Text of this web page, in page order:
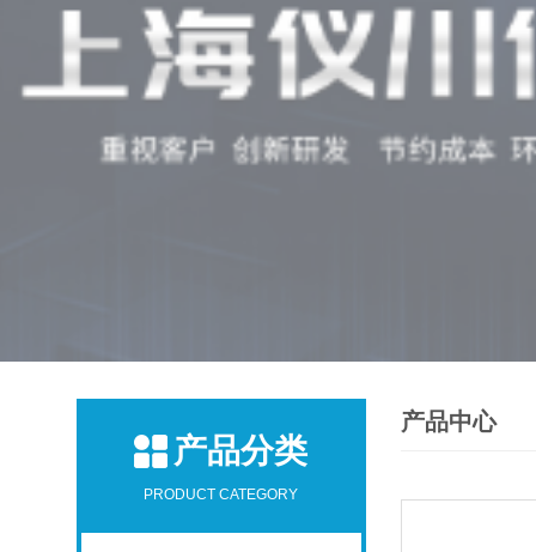
产品分类
PRODUCT CATEGORY
产品中心